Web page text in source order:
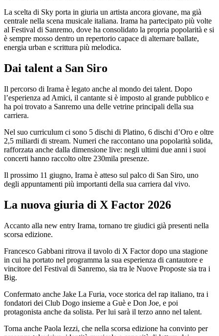
La scelta di Sky porta in giuria un artista ancora giovane, ma già
centrale nella scena musicale italiana. Irama ha partecipato più volte
al Festival di Sanremo, dove ha consolidato la propria popolarità e si
è sempre mosso dentro un repertorio capace di alternare ballate,
energia urban e scrittura più melodica.
Dai talent a San Siro
Il percorso di Irama è legato anche al mondo dei talent. Dopo
l’esperienza ad Amici, il cantante si è imposto al grande pubblico e
ha poi trovato a Sanremo una delle vetrine principali della sua
carriera.
Nel suo curriculum ci sono 5 dischi di Platino, 6 dischi d’Oro e oltre
2,5 miliardi di stream. Numeri che raccontano una popolarità solida,
rafforzata anche dalla dimensione live: negli ultimi due anni i suoi
concerti hanno raccolto oltre 230mila presenze.
Il prossimo 11 giugno, Irama è atteso sul palco di San Siro, uno
degli appuntamenti più importanti della sua carriera dal vivo.
La nuova giuria di X Factor 2026
Accanto alla new entry Irama, tornano tre giudici già presenti nella
scorsa edizione.
Francesco Gabbani ritrova il tavolo di X Factor dopo una stagione
in cui ha portato nel programma la sua esperienza di cantautore e
vincitore del Festival di Sanremo, sia tra le Nuove Proposte sia tra i
Big.
Confermato anche Jake La Furia, voce storica del rap italiano, tra i
fondatori dei Club Dogo insieme a Guè e Don Joe, e poi
protagonista anche da solista. Per lui sarà il terzo anno nel talent.
Torna anche Paola Iezzi, che nella scorsa edizione ha convinto per